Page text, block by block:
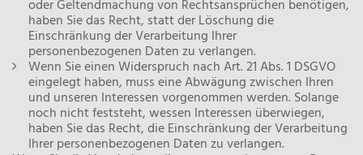
oder Geltendmachung von Rechtsansprüchen benötigen,
haben Sie das Recht, statt der Löschung die
Einschränkung der Verarbeitung Ihrer
personenbezogenen Daten zu verlangen.
Wenn Sie einen Widerspruch nach Art. 21 Abs. 1 DSGVO
eingelegt haben, muss eine Abwägung zwischen Ihren
und unseren Interessen vorgenommen werden. Solange
noch nicht feststeht, wessen Interessen überwiegen,
haben Sie das Recht, die Einschränkung der Verarbeitung
Ihrer personenbezogenen Daten zu verlangen.